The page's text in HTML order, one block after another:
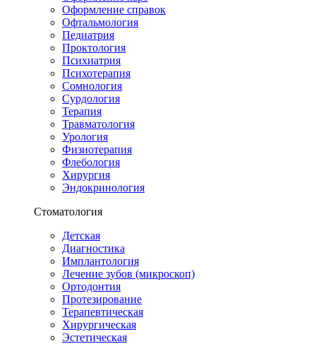
Оформление справок
Офтальмология
Педиатрия
Проктология
Психиатрия
Психотерапия
Сомнология
Сурдология
Терапия
Травматология
Урология
Физиотерапия
Флебология
Хирургия
Эндокринология
Стоматология
Детская
Диагностика
Имплантология
Лечение зубов (микроскоп)
Ортодонтия
Протезирование
Терапевтическая
Хирургическая
Эстетическая